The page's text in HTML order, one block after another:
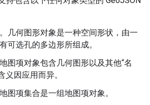
。几何图形对象是一种空间形状，由一
可选孔的多边形所组成。
图项对象包含几何图形以及其他“名
义因应用而异。
图项集合是一组地图项对象。